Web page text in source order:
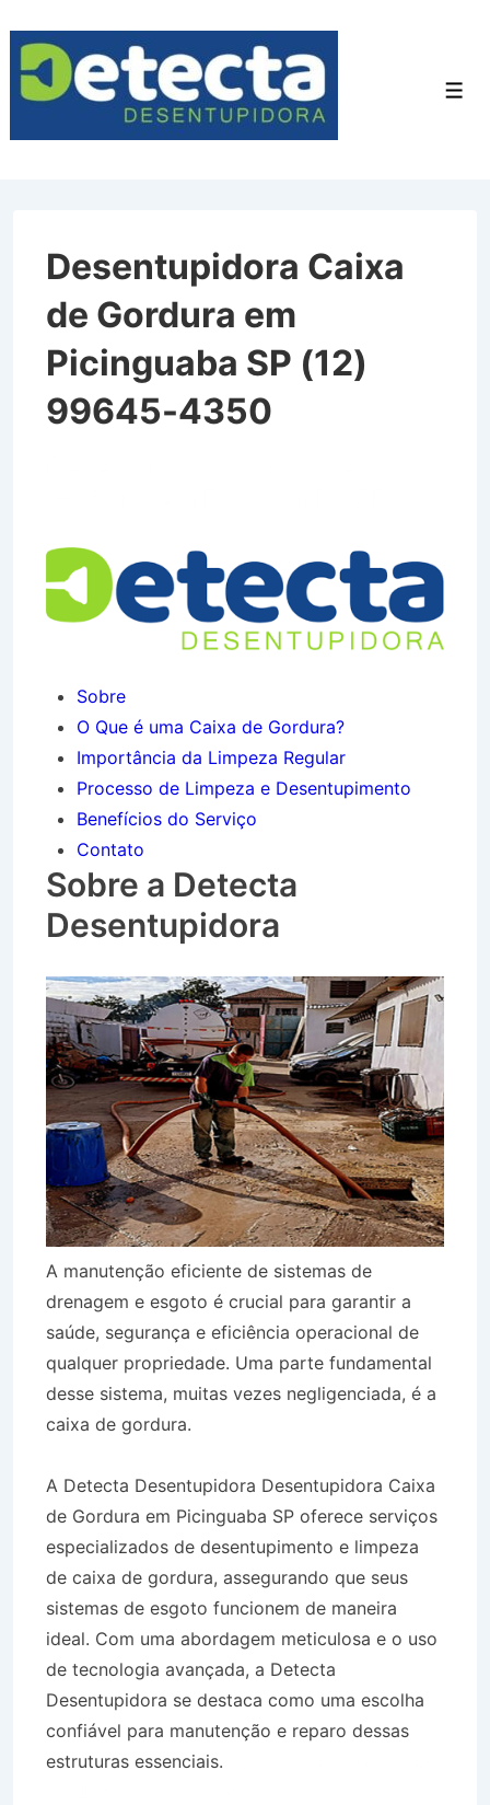
para
Conteúdo
Desentupidora Caixa
de Gordura em
Picinguaba SP (12)
99645-4350
Sobre
O Que é uma Caixa de Gordura?
Importância da Limpeza Regular
Processo de Limpeza e Desentupimento
Benefícios do Serviço
Contato
Sobre a Detecta
Desentupidora
A manutenção eficiente de sistemas de
drenagem e esgoto é crucial para garantir a
saúde, segurança e eficiência operacional de
qualquer propriedade. Uma parte fundamental
desse sistema, muitas vezes negligenciada, é a
caixa de gordura.
A Detecta Desentupidora Desentupidora Caixa
de Gordura em Picinguaba SP oferece serviços
especializados de desentupimento e limpeza
de caixa de gordura, assegurando que seus
sistemas de esgoto funcionem de maneira
ideal. Com uma abordagem meticulosa e o uso
de tecnologia avançada, a Detecta
Desentupidora se destaca como uma escolha
confiável para manutenção e reparo dessas
estruturas essenciais.